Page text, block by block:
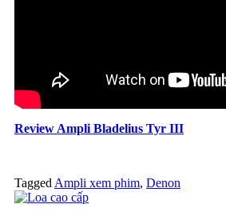
Review Ampli Bladelius Tyr III
Tagged Ampli xem phim, Denon